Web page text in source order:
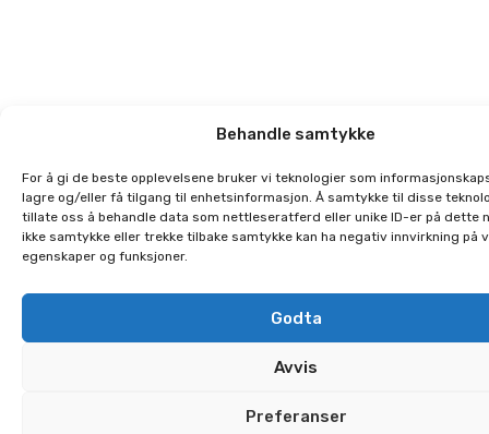
Behandle samtykke
For å gi de beste opplevelsene bruker vi teknologier som
lagre og/eller få tilgang til enhetsinformasjon. Å samtykke til disse
tillate oss å behandle data som nettleseratferd eller unike ID-er på dette
ikke samtykke eller trekke tilbake samtykke kan ha negativ innvirkning på
egenskaper og funksjoner.
Godta
Avvis
Preferanser